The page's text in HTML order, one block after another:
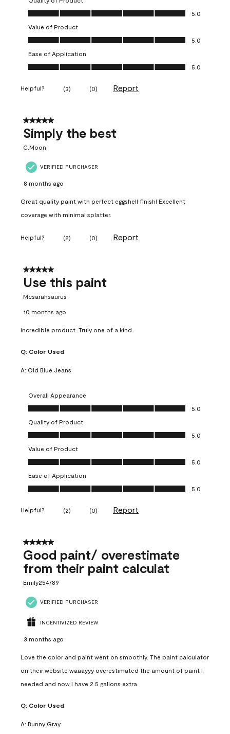
Quality of Product, 5.0 out of 5
5.0
Value of Product
Value of Product, 5.0 out of 5
5.0
Ease of Application
Ease of Application, 5.0 out of 5
5.0
Helpful? (3) (0) Report
5 out of 5 stars.
Simply the best
C.Moon
VERIFIED PURCHASER
8 months ago
Great quality paint with perfect eggshell finish! Excellent
coverage with minimal splatter.
Helpful? (2) (0) Report
5 out of 5 stars.
Use this paint
Mcsarahsaurus
10 months ago
Incredible product. Truly one of a kind.
Q: Color Used
A: Old Blue Jeans
Overall Appearance
Overall Appearance, 5.0 out of 5
5.0
Quality of Product
Quality of Product, 5.0 out of 5
5.0
Value of Product
Value of Product, 5.0 out of 5
5.0
Ease of Application
Ease of Application, 5.0 out of 5
5.0
Helpful? (2) (0) Report
5 out of 5 stars.
Good paint/ overestimate
from their paint calculat
Emily254789
VERIFIED PURCHASER
INCENTIVIZED REVIEW
3 months ago
Love the color and paint went on smoothly. The paint calculator
on their website waaayyy overestimated the amount of paint I
needed and now I have 2.5 gallons extra.
Q: Color Used
A: Bunny Gray